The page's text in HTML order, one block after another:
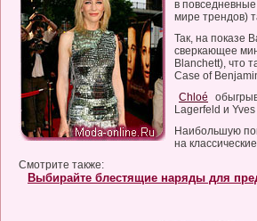
в
мире трендов)
Так, на показе
сверкающее
Blanchett), что
Case of
Chloé
Lagerfeld и
Наибольшую
на
Смотрите также:
Выбирайте блестящие наряды для